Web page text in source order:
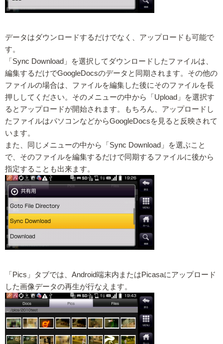
データはダウンロードするだけでなく、アップロードも可能で
す。
「Sync Download」を選択してダウンロードしたファイルは、
編集するだけでGoogleDocsのデータと同期されます。その他の
ファイルの場合は、ファイルを編集した後にそのファイルを長
押ししてください。そのメニューの中から「Upload」を選択す
るとアップロードが開始されます。もちろん、アップロードし
たファイルはパソコンなどからGoogleDocsを見ると反映されて
います。
また、同じメニューの中から「Sync Download」を選ぶこと
で、そのファイルを編集するだけで同期するファイルに後から
指定することも出来ます。
「Pics」タブでは、Android端末内またはPicasaにアップロード
した画像データの再生が行なえます。